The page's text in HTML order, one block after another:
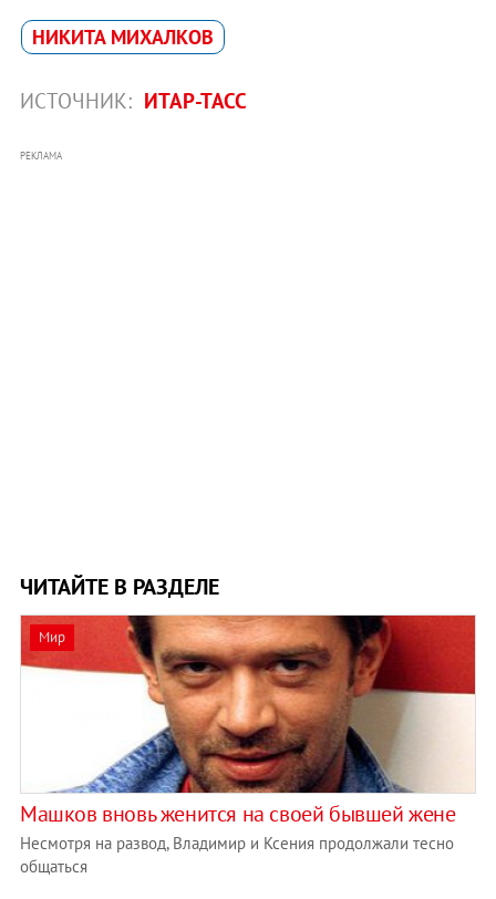
НИКИТА МИХАЛКОВ
ИСТОЧНИК: ИТАР-ТАСС
РЕКЛАМА
ЧИТАЙТЕ В РАЗДЕЛЕ
Мир
Машков вновь женится на своей бывшей жене
Несмотря на развод, Владимир и Ксения продолжали тесно
общаться